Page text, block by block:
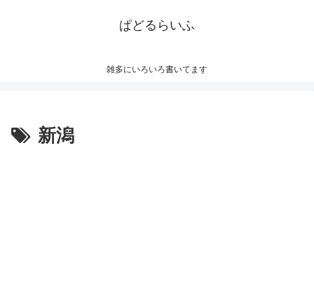
ぱどるらいふ
雑多にいろいろ書いてます
新潟